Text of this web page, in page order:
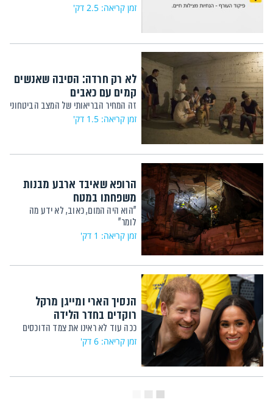
זמן קריאה: 2.5 דק'
לא רק חרדה: הסיבה שאנשים
קמים עם כאבים
זה המחיר הבריאותי של המצב הביטחוני
זמן קריאה: 1.5 דק'
הרופא שאיבד ארבע מבנות
משפחתו במטח
"הוא היה המום, כאוב, לא ידע מה
לומר"
זמן קריאה: 1 דק'
הנסיך הארי ומייגן מרקל
רוקדים בחדר הלידה
ככה עוד לא ראינו את צמד הדוכסים
זמן קריאה: 6 דק'